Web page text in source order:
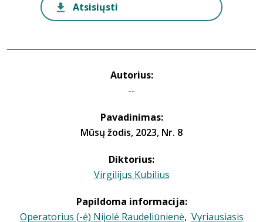
Autorius:
--
Pavadinimas:
Mūsų žodis, 2023, Nr. 8
Diktorius:
Virgilijus Kubilius
Papildoma informacija:
Operatorius (-ė) Nijolė Raudeliūnienė, Vyriausiasis
Atsisiųsti